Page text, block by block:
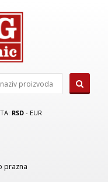
RSD - EUR
prazna